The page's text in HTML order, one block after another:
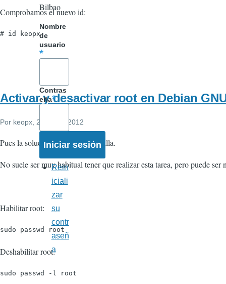
Comprobamos el nuevo id:
# id keopx
Activar y desactivar root en Debian
Por keopx, 25 Enero 2012
Pues la solución es bastante sencilla.
No suele ser muy habitual tener que realizar esta tarea, pero puede
Habilitar root:
sudo passwd root
Deshabilitar root:
sudo passwd -l root
Bilbao
Nombre
de
usuario
Contras
eña
Rein
iciali
zar
su
contr
aseñ
a